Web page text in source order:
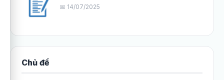
📅 14/07/2025
Chủ đề